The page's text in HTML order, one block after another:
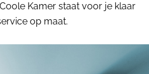
Kamer staat voor je klaar
op maat.